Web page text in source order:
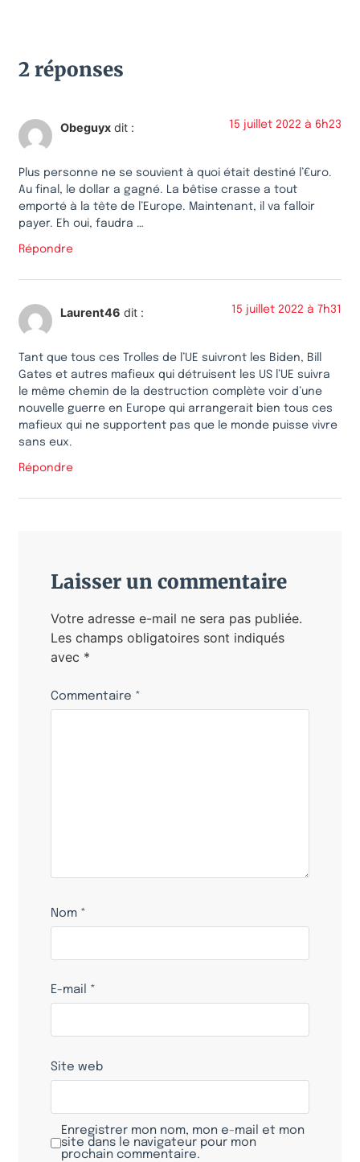
2 réponses
Obeguyx dit : 15 juillet 2022 à 6h23
Plus personne ne se souvient à quoi était destiné l’€uro.
Au final, le dollar a gagné. La bêtise crasse a tout
emporté à la tête de l’Europe. Maintenant, il va falloir
payer. Eh oui, faudra …
Répondre
Laurent46 dit : 15 juillet 2022 à 7h31
Tant que tous ces Trolles de l’UE suivront les Biden, Bill
Gates et autres mafieux qui détruisent les US l’UE suivra
le même chemin de la destruction complète voir d’une
nouvelle guerre en Europe qui arrangerait bien tous ces
mafieux qui ne supportent pas que le monde puisse vivre
sans eux.
Répondre
Laisser un commentaire
Votre adresse e-mail ne sera pas publiée.
Les champs obligatoires sont indiqués
avec *
Commentaire *
Nom *
E-mail *
Site web
Enregistrer mon nom, mon e-mail et mon
site dans le navigateur pour mon
prochain commentaire.